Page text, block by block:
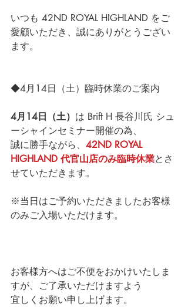
いつも 42ND ROYAL HIGHLAND をご
愛顧いただき、誠にありがとうござい
ます。
◆4月14日（土）臨時休業のご案内
4月14日（土） は Brift H 長谷川氏 シュ
ーシャインセミナー開催の為、
誠に勝手ながら、 42ND ROYAL
HIGHLAND 代官山店のみ臨時休業とさ
せていただきます。
※当日はご予約いただきましたお客様
のみご入場いただけます。
お客様方へはご不便をおかけいたしま
すが、ご了承いただけますよう
宜しくお願い申し上げます。